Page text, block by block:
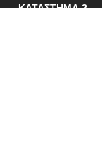
ΚΑΤΆΣΤΗΜΑ 2